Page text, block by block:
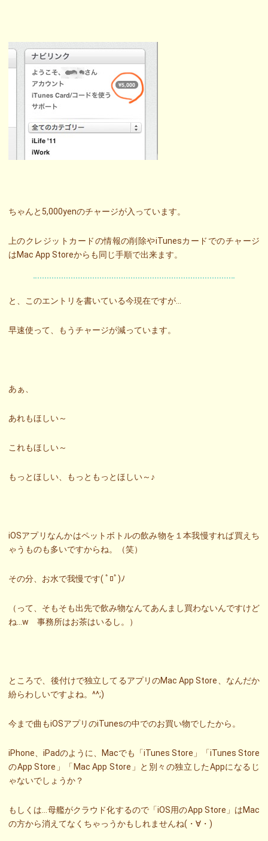
ちゃんと5,000yenのチャージが入っています。
上のクレジットカードの情報の削除やiTunesカードでのチャージ
はMac App Storeからも同じ手順で出来ます。
と、このエントリを書いている今現在ですが…
早速使って、もうチャージが減っています。
あぁ、
あれもほしい～
これもほしい～
もっとほしい、もっともっとほしい～♪
iOSアプリなんかはペットボトルの飲み物を１本我慢すれば買えち
ゃうものも多いですからね。（笑）
その分、お水で我慢です( ﾟﾛﾟ)ﾉ
（って、そもそも出先で飲み物なんてあんまし買わないんですけど
ね…w 事務所はお茶はいるし。）
ところで、後付けで独立してるアプリのMac App Store、なんだか
紛らわしいですよね。^^;)
今まで曲もiOSアプリのiTunesの中でのお買い物でしたから。
iPhone、iPadのように、Macでも「iTunes Store」「iTunes Store
のApp Store」「Mac App Store」と別々の独立したAppになるじ
ゃないでしょうか？
もしくは…母艦がクラウド化するので「iOS用のApp Store」はMac
の方から消えてなくちゃっうかもしれませんね(・∀・)